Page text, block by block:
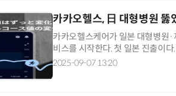
카카오헬스, 日 대형병원
카카오헬스케어가 일본 대형병원
비스를 시작한다. 첫 일본 진출이
이다. 7일 관련업계에 따르면 카
2025-09-07 13:20